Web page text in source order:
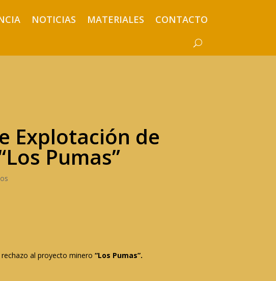
NOTICIAS MATERIALES CONTACTO
Explotación de
Pumas”
rechazo al proyecto minero“Los Pumas”.